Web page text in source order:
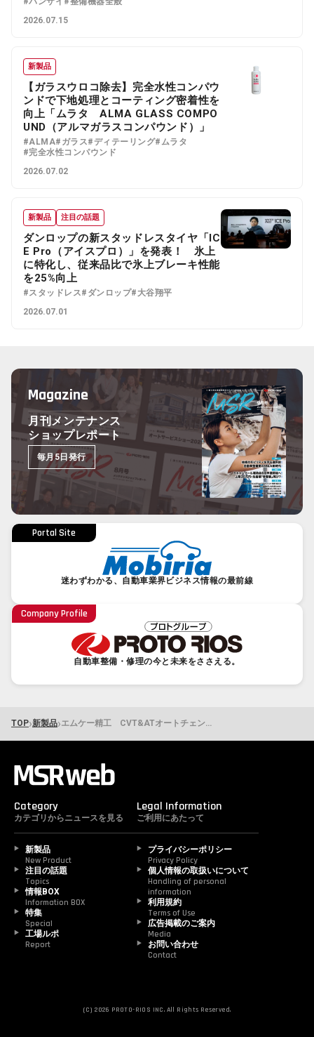
2026.07.15
新製品
【ガラスウロコ除去】完全水性コンパウ
ンドで下地処理とコーティング密着性を
向上「ムラタ ALMA GLASS COMPO
UND（アルマガラスコンパウンド）」
#ALMA#ガラス#ディテーリング#ムラタ
#完全水性コンパウンド
2026.07.02
新製品 注目の話題
ダンロップの新スタッドレスタイヤ「IC
E Pro（アイスプロ）」を発表！ 氷上
に特化し、従来品比で氷上ブレーキ性能
を25%向上
#スタッドレス#ダンロップ#大谷翔平
2026.07.01
Magazine
月刊メンテナンス
ショップレポート
毎月5日発行
Portal Site
迷わずわかる、自動車業界ビジネス情報の最前線
Company Profile
自動車整備・修理の今と未来をささえる。
TOP›新製品› エムケー精工 CVT&ATオートチェンジャー「TF-200SU」
Category
カテゴリからニュースを見る
新製品
New Product
注目の話題
Topics
情報BOX
Information BOX
特集
Special
工場ルポ
Report
Legal Information
ご利用にあたって
プライバシーポリシー
Privacy Policy
個人情報の取扱いについて
Handling of personal
information
利用規約
Terms of Use
広告掲載のご案内
Media
お問い合わせ
Contact
(C) 2026 PROTO-RIOS INC. All Rights Reserved.